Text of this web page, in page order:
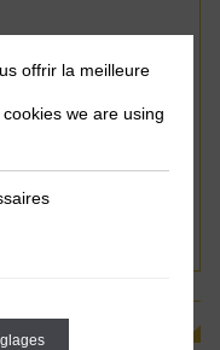
& Nicolas
associées
offrir la meilleure
we are using